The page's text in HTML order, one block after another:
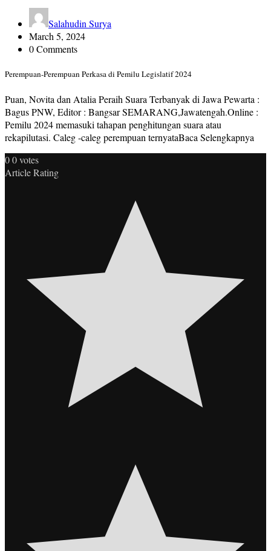
Salahudin Surya
March 5, 2024
0 Comments
Perempuan-Perempuan Perkasa di Pemilu Legislatif 2024
Puan, Novita dan Atalia Peraih Suara Terbanyak di Jawa Pewarta :
Bagus PNW, Editor : Bangsar SEMARANG,Jawatengah.Online :
Pemilu 2024 memasuki tahapan penghitungan suara atau
rekapilutasi. Caleg -caleg perempuan ternyataBaca Selengkapnya
00votes
Article Rating